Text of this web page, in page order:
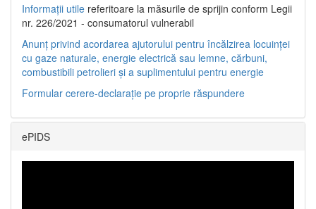
Informații utile referitoare la măsurile de sprijin conform Legii
nr. 226/2021 - consumatorul vulnerabil
Anunț privind acordarea ajutorului pentru încălzirea locuinței
cu gaze naturale, energie electrică sau lemne, cărbuni,
combustibili petrolieri și a suplimentului pentru energie
Formular cerere-declarație pe proprie răspundere
ePIDS